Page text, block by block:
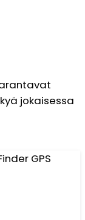
jokaisessa